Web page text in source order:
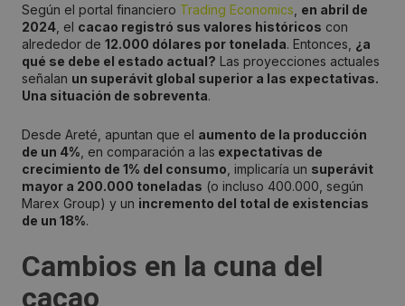
Según el portal financiero Trading Economics en abril de
2024 , el cacao registró sus valores históricos con
alrededor de 12.000 dólares por tonelada. Entonces, ¿a
qué se debe el estado actual? Las proyecciones actuales
señalan un superávit global superior a las expectativas.
Una situación de sobreventa.
Desde Areté, apuntan que el aumento de la producción
de un 4% , en comparación a las expectativas de
crecimiento de 1% del consumo , implicaría un superávit
mayor a 200.000 toneladas (o incluso 400.000, según
Marex Group) y un incremento del total de existencias
de un 18%.
Cambios en la cuna del
cacao